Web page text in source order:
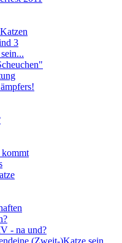
3
kommt
- na und?
(Zweit-)Katze sein